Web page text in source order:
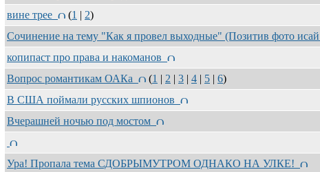
вине трее
(1 | 2)
Сочинение на тему "Как я провел выходные" (Позитив фото исай
копипаст про права и накоманов
Вопрос романтикам ОАКа
(1 | 2 | 3 | 4 | 5 | 6)
В США поймали русских шпионов
Вчерашней ночью под мостом
Ура! Пропала тема СДОБРЫМУТРОМ ОДНАКО НА УЛКЕ!